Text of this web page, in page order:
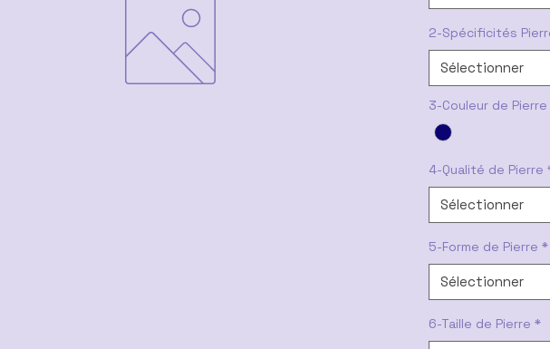
2-Spécificités
Sélectionner
3-Couleur de Pierre
4-Qualité de Pierre
Sélectionner
5-Forme de Pierre *
Sélectionner
6-Taille de Pierre *